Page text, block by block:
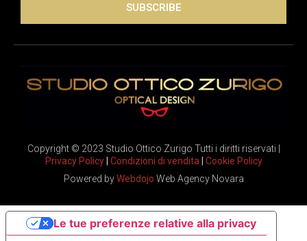
SUBSCRIBE
Copyright © 2023 Studio Ottico Zurigo Tutti i diritti riservati |
Privacy Policy| Condizioni di vendita| Cookie Policy
Powered by Webdojo Web Agency Novara
Le tue preferenze relative alla privacy